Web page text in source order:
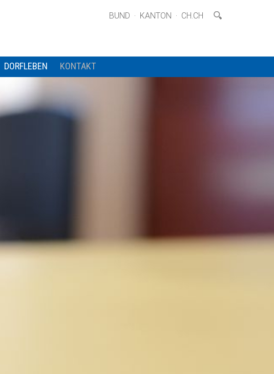
BUND · KANTON · CH.CH
DORFLEBEN KONTAKT